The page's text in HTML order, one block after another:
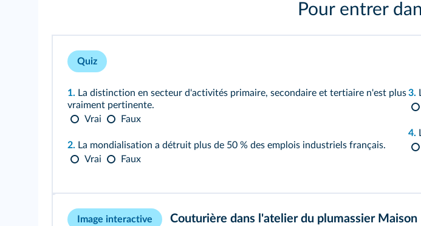
Pour entrer
Quiz
1. La distinction en secteur d'activités primaire, secondaire et tertiaire n'est plus
vraiment pertinente.
Vrai
Faux
2. La mondialisation a détruit plus de 50 % des emplois industriels français.
Vrai
Faux
3.
4.
Image interactive Couturière dans l'atelier du plumassier Maison